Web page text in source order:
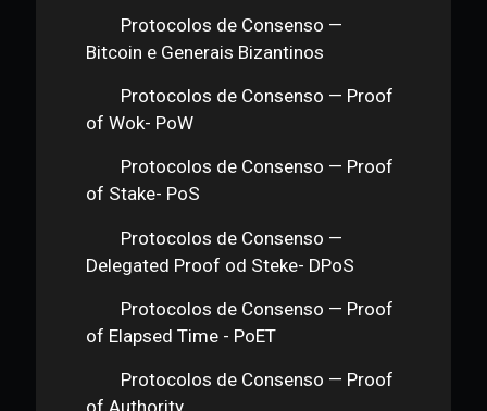
Trilema da Escalabilidade —
Característica do Bitcoin - Mineração
Trilema da Escalabilidade — Forks
Bitcoin Cash possibilidades
Caracteristicas do Bitcoin -
Linguagem
Protocolos de Consenso —
Bitcoin e Generais Bizantinos
Protocolos de Consenso — Proof